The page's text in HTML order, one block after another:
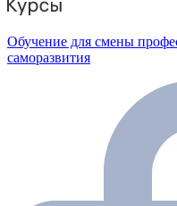
Обучение для смены
саморазвития